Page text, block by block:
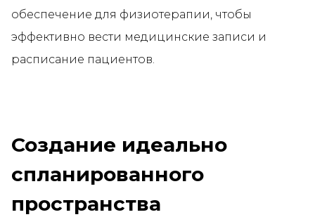
обеспечение для физиотерапии, чтобы
эффективно вести медицинские записи и
расписание пациентов.
Создание идеально
спланированного
пространства